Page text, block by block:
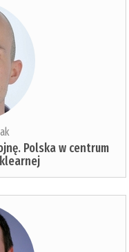
Polska w centrum